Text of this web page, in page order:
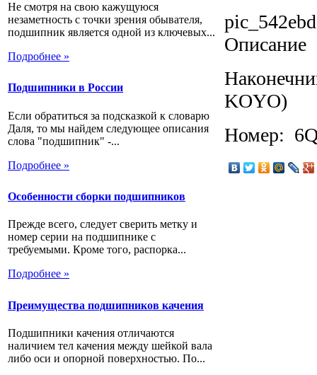
Не смотря на свою кажущуюся
незаметность с точки зрения обывателя,
подшипник является одной из ключевых...
Подробнее »
Подшипники в России
Если обратиться за подсказкой к словарю
Даля, то мы найдем следующее описания
слова "подшипник" -...
Подробнее »
Особенности сборки подшипников
Прежде всего, следует сверить метку и
номер серии на подшипнике с
требуемыми. Кроме того, распорка...
Подробнее »
Преимущества подшипников качения
Подшипники качения отличаются
наличием тел качения между шейкой вала
либо оси и опорной поверхностью. По...
Описание
KOYO)
Номер: